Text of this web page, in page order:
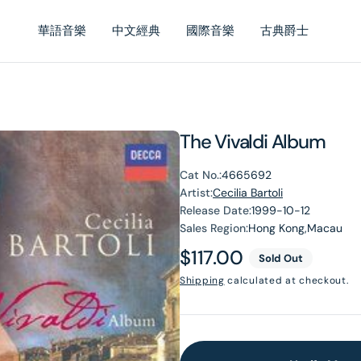
華語音樂 中文經典 國際音樂 古典爵士
The Vivaldi Album
Cat No.:4665692
Artist:Cecilia Bartoli
Release Date:1999-10-12
Sales Region:Hong Kong,Macau
Regular
price
$117.00 Sold Out
Shipping calculated at checkout.